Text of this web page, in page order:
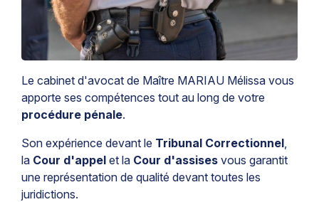
Le cabinet d'avocat de Maître MARIAU Mélissa vous
apporte ses compétences tout au long de votre
procédure pénale.
Son expérience devant le Tribunal Correctionnel,
la Cour d'appelet la Cour d'assisesvous garantit
une représentation de qualité devant toutes les
juridictions.